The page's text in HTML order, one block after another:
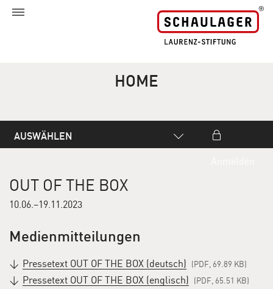
HOME
AUSWÄHLEN
OUT OF THE BOX
10.06.–19.11.2023
Medienmitteilungen
Pressetext OUT OF THE BOX (deutsch) (PDF, 69.89 KB)
Pressetext OUT OF THE BOX (englisch) (PDF, 65.51 KB)